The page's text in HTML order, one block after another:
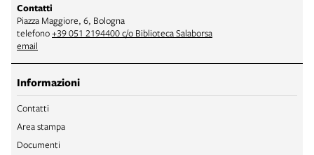
Contatti
Piazza Maggiore, 6, Bologna
telefono+39 051 2194400 c/o Biblioteca Salaborsa
email
Informazioni
Contatti
Area stampa
Documenti